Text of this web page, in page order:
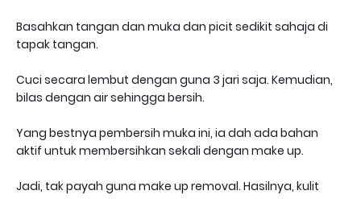
Basahkan tangan dan muka dan picit sedikit sahaja di
tapak tangan.
Cuci secara lembut dengan guna 3 jari saja. Kemudian,
bilas dengan air sehingga bersih.
Yang bestnya pembersih muka ini, ia dah ada bahan
aktif untuk membersihkan sekali dengan make up.
Jadi, tak payah guna make up removal. Hasilnya, kulit